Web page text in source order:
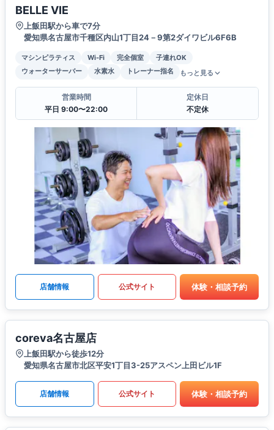
BELLE VIE
上飯田駅から車で7分
愛知県名古屋市千種区内山1丁目24－9第2ダイワビル6F6B
マシンピラティス Wi-Fi 完全個室
子連れOK
ウォーターサーバー
水素水 トレーナー指名 もっと見る
営業時間
平日 9:00〜22:00
定休日
不定休
店舗情報 公式サイト 体験・相談予約
coreva名古屋店
上飯田駅から徒歩12分
愛知県名古屋市北区平安1丁目3-25アスペン上田ビル1F
店舗情報 公式サイト 体験・相談予約